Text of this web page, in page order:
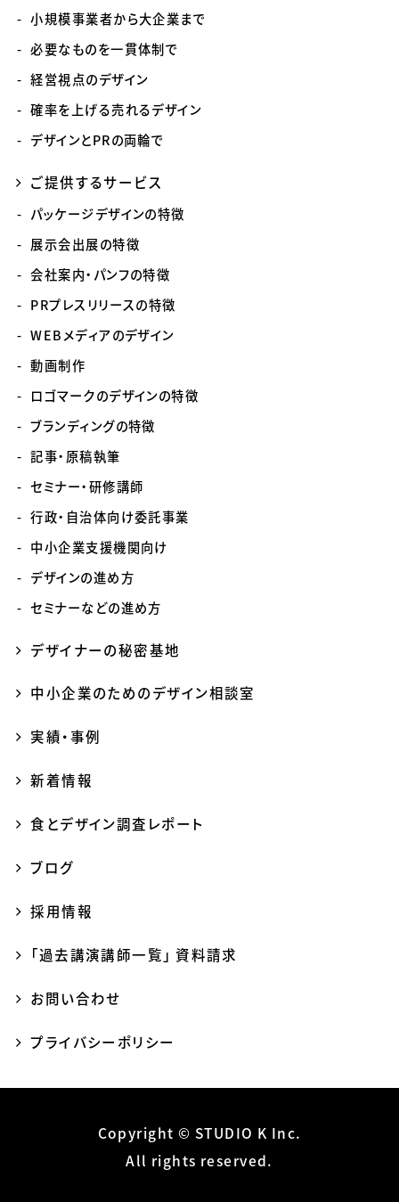
小規模事業者から大企業まで
必要なものを一貫体制で
経営視点のデザイン
確率を上げる売れるデザイン
デザインとPRの両輪で
ご提供するサービス
パッケージデザインの特徴
展示会出展の特徴
会社案内・パンフの特徴
PRプレスリリースの特徴
WEBメディアのデザイン
動画制作
ロゴマークのデザインの特徴
ブランディングの特徴
記事・原稿執筆
セミナー・研修講師
行政・自治体向け委託事業
中小企業支援機関向け
デザインの進め方
セミナーなどの進め方
デザイナーの秘密基地
中小企業のためのデザイン相談室
実績・事例
新着情報
食とデザイン調査レポート
ブログ
採用情報
「過去講演講師一覧」 資料請求
お問い合わせ
プライバシーポリシー
Copyright © STUDIO K Inc.
All rights reserved.